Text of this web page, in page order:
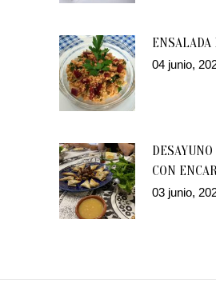
ENSALADA
04 junio,
CON
03 junio,